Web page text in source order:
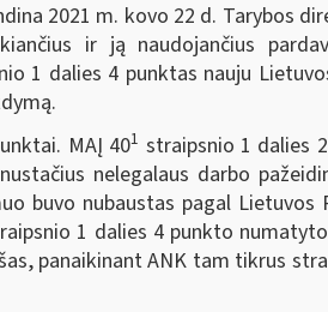
2021 m. kovo 22 d. Tarybos
ir ją naudojančius
1 dalies 4 punktas nauju
MAĮ 401 straipsnio 1 dalies
nelegalaus darbo
buvo nubaustas pagal
1 dalies 4 punkto
panaikinant ANK tam tikrus